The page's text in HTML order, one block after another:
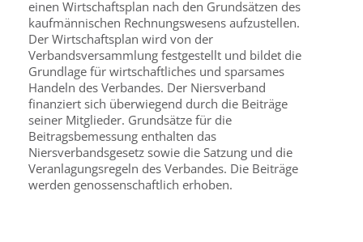
einen Wirtschaftsplan nach den Grundsätzen des
kaufmännischen Rechnungswesens aufzustellen.
Der Wirtschaftsplan wird von der
Verbandsversammlung festgestellt und bildet die
Grundlage für wirtschaftliches und sparsames
Handeln des Verbandes. Der Niersverband
finanziert sich überwiegend durch die Beiträge
seiner Mitglieder. Grundsätze für die
Beitragsbemessung enthalten das
Niersverbandsgesetz sowie die Satzung und die
Veranlagungsregeln des Verbandes. Die Beiträge
werden genossenschaftlich erhoben.